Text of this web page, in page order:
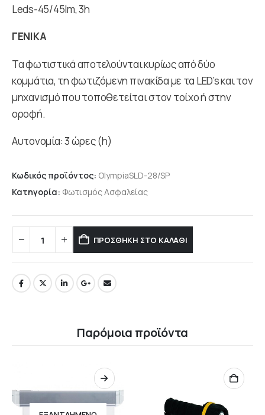
Leds-45/45lm, 3h
ΓΕΝΙΚΑ
Τα φωτιστικά αποτελούνται κυρίως από δύο
κομμάτια, τη φωτιζόμενη πινακίδα με τα LED’s και τον
μηχανισμό που τοποθετείται στον τοίχο ή στην
οροφή.
Αυτονομία: 3 ώρες (h)
Κωδικός προϊόντος: OlympiaSLD-28/SP
Κατηγορία: Φωτισμός Ασφαλείας
ΠΡΟΣΘΉΚΗ ΣΤΟ ΚΑΛΆΘΙ
Παρόμοια προϊόντα